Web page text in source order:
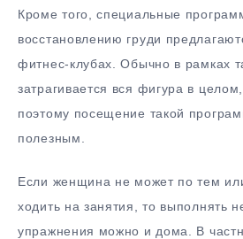
Кроме того, специальные
восстановлению груди
фитнес-клубах. Обычно в рамках
затрагивается вся фигура в
поэтому посещение такой
полезным.
Если женщина не может по тем
ходить на занятия, то выполнять
упражнения можно и дома. В